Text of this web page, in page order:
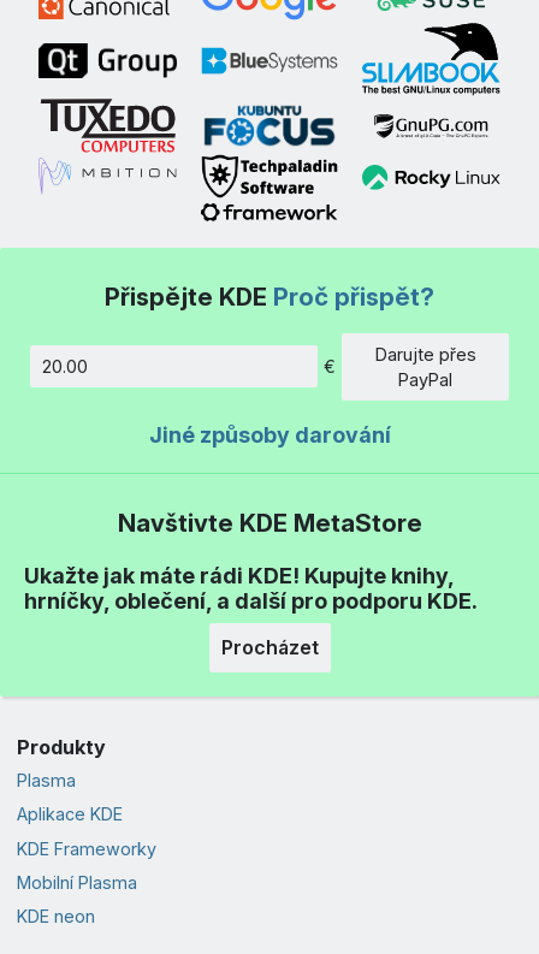
Přispějte KDE Proč přispět?
€
Darujte přes
PayPal
Jiné způsoby darování
Navštivte KDE MetaStore
Ukažte jak máte rádi KDE! Kupujte knihy,
hrníčky, oblečení, a další pro podporu KDE.
Procházet
Produkty
Plasma
Aplikace KDE
KDE Frameworky
Mobilní Plasma
KDE neon